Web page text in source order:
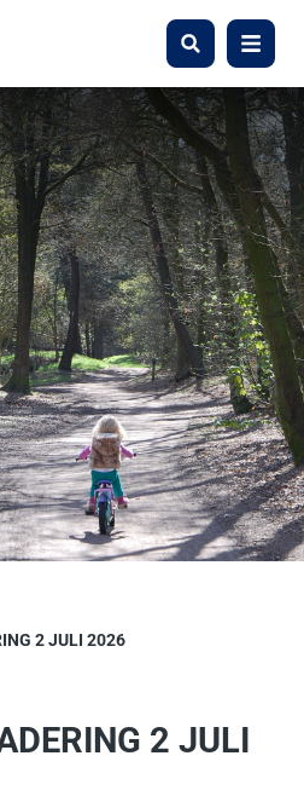
Zoeken Menu
2 JULI 2026
2 JULI